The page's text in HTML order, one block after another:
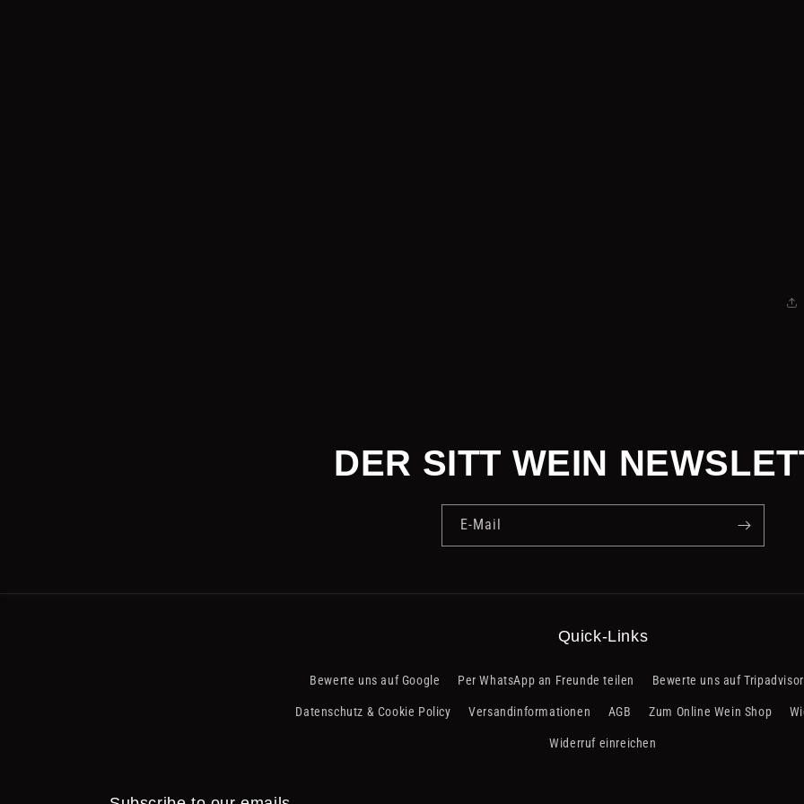
DER SITT WEIN
E-Mail
Quick-Links
Bewerte uns auf Google Per WhatsApp an Freunde teilen Bewerte uns auf Tripadvisor
Datenschutz & Cookie Policy Versandinformationen AGB Zum Online Wein Shop
Widerruf einreichen